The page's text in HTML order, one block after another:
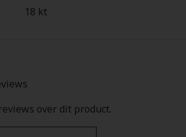
18 kt
over dit product.